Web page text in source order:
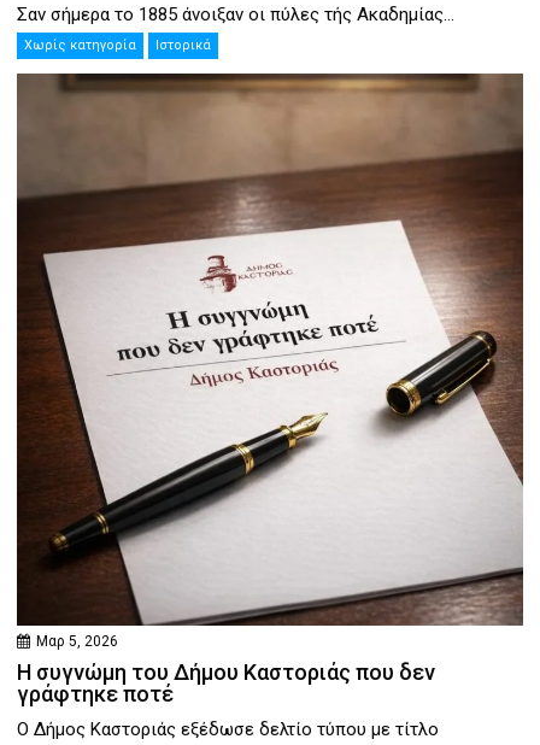
Σαν σήμερα το 1885 άνοιξαν οι πύλες τής Ακαδημίας...
Χωρίς κατηγορία Ιστορικά
Μαρ 5, 2026
Η συγνώμη του Δήμου Καστοριάς που δεν
γράφτηκε ποτέ
Ο Δήμος Καστοριάς εξέδωσε δελτίο τύπου με τίτλο